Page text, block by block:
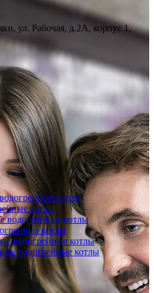
ул. Рабочая, д.2А, корпус 1,
котлы
котлы
водогрейные котлы
котлы
водогрейные котлы
водогрейные котлы